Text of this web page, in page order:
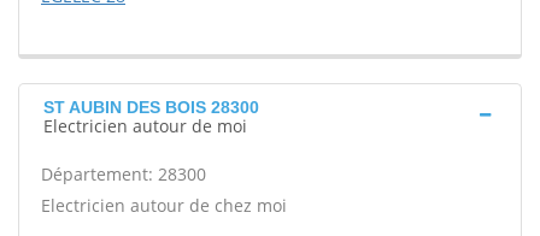
ST AUBIN DES BOIS 28300
Electricien autour de moi
Département: 28300
Electricien autour de chez moi